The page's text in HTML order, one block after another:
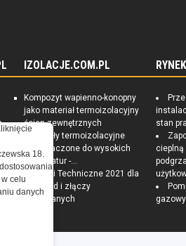
IZOLACJE.COM.PL
Kompozyt wapienno-konopny
jako materiał termoizolacyjny
ścian zewnętrznych
Materiały termoizolacyjne
przeznaczone do wysokich
temperatur -...
Warunki Techniczne 2021 dla
przegród i złączy
budowlanych
stan
cieplną
18.
celu
danych